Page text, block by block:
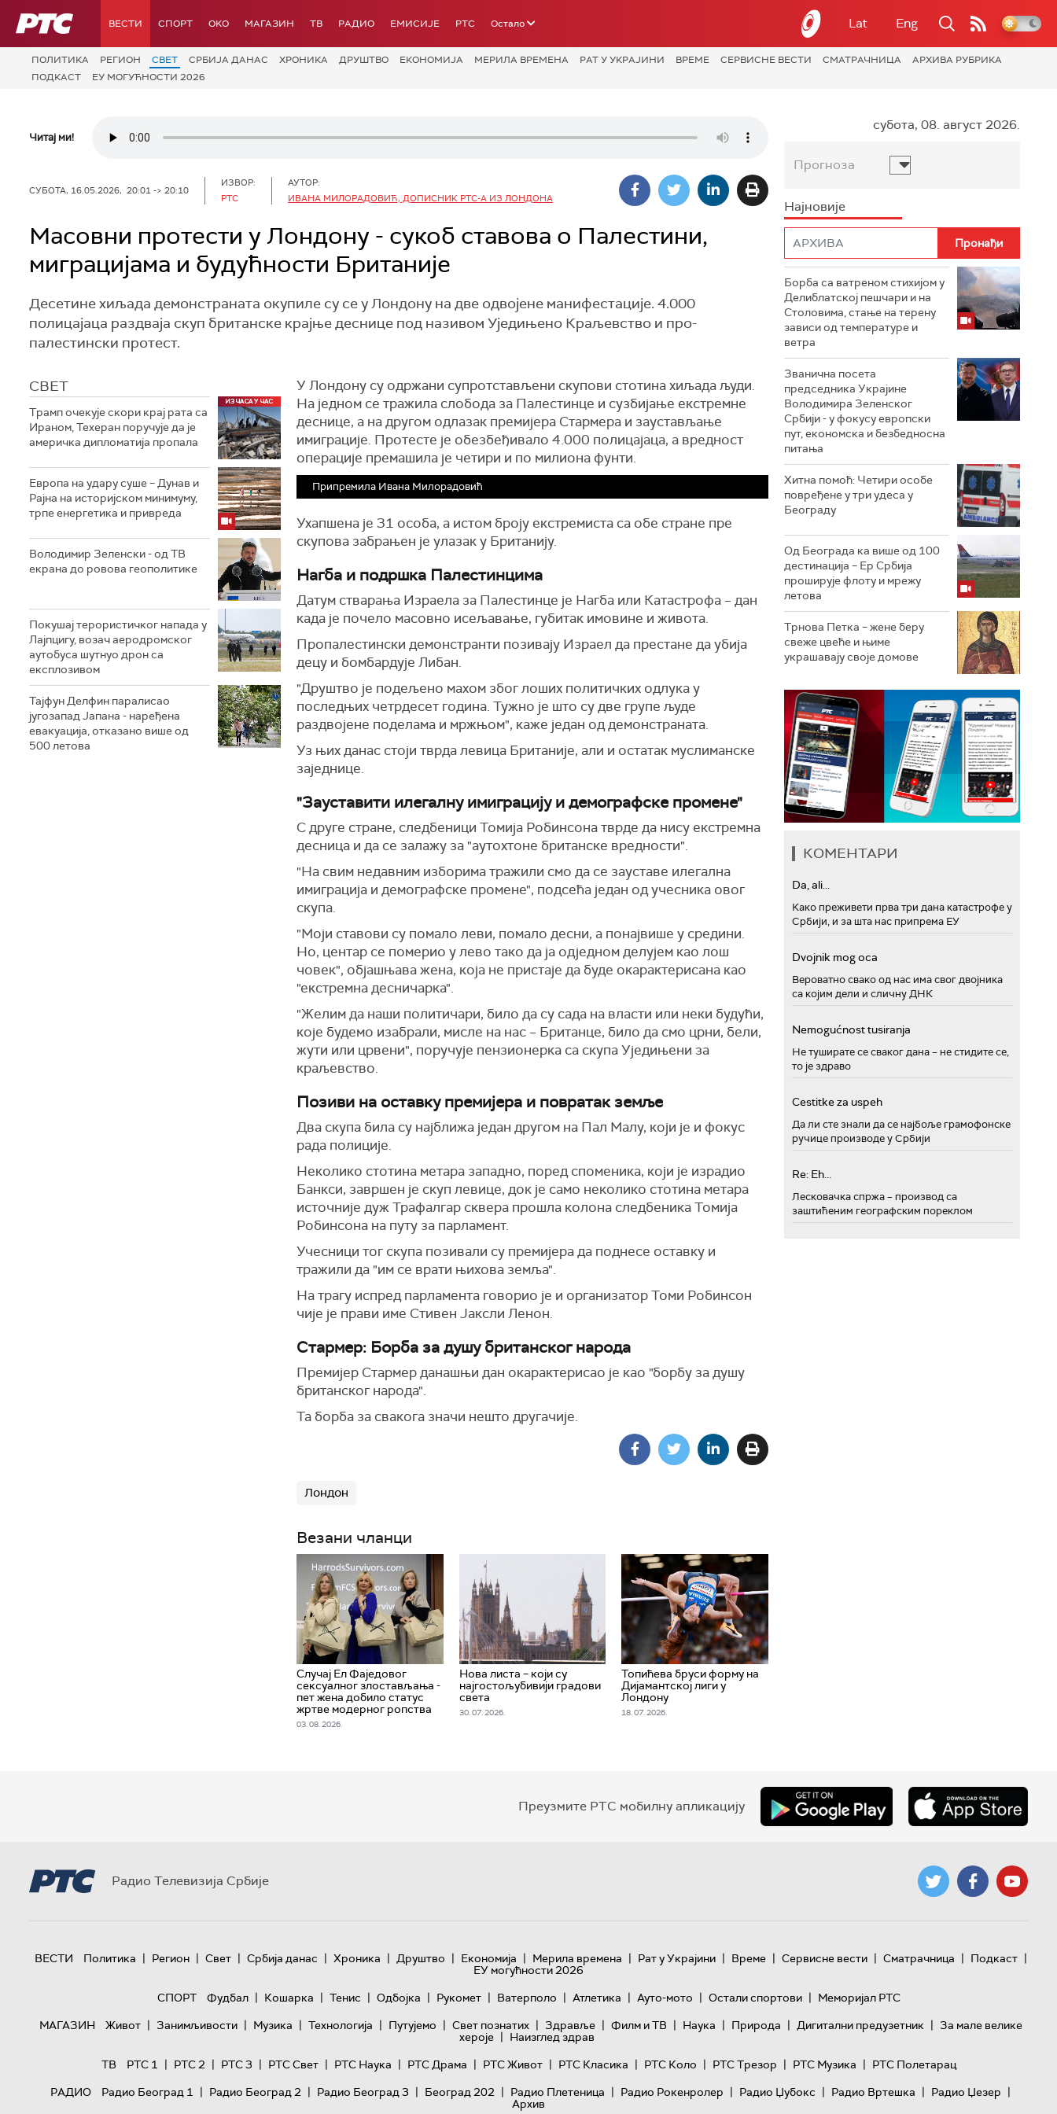
РТС ВЕСТИ СПОРТ OKO МАГАЗИН ТВ РАДИО ЕМИСИЈЕ РТС Остало Lat Eng
ПОЛИТИКА РЕГИОН СВЕТ СРБИЈА ДАНАС ХРОНИКА ДРУШТВО ЕКОНОМИЈА МЕРИЛА ВРЕМЕНА РАТ У УКРАЈИНИ ВРЕМЕ СЕРВИСНЕ ВЕСТИ СМАТРАЧНИЦА
АРХИВА РУБРИКА
ПОДКАСТ
ЕУ МОГУЋНОСТИ 2026
Читај ми!
СУБОТА, 16.05.2026, 20:01 -> 20:10
ИЗВОР:
РТС
АУТОР:
ИВАНА МИЛОРАДОВИЋ, ДОПИСНИК РТС-А ИЗ ЛОНДОНА
Масовни протести у Лондону - сукоб ставова о Палестини,
миграцијама и будућности Британије
Десетине хиљада демонстраната окупиле су се у Лондону на две одвојене манифестације. 4.000
полицајаца раздваја скуп британске крајње деснице под називом Уједињено Краљевство и про-
палестински протест.
СВЕТ
Трамп очекује скори крај рата са
Ираном, Техеран поручује да је
америчка дипломатија пропала
Европа на удару суше – Дунав и
Рајна на историјском минимуму,
трпе енергетика и привреда
Володимир Зеленски - од ТВ
екрана до ровова геополитике
Покушај терористичког напада у
Лајпцигу, возач аеродромског
аутобуса шутнуо дрон са
експлозивом
Тајфун Делфин паралисао
југозапад Јапана - наређена
евакуација, отказано више од
500 летова
У Лондону су одржани супротстављени скупови стотина хиљада људи.
На једном се тражила слобода за Палестинце и сузбијање екстремне
деснице, а на другом одлазак премијера Стармера и заустављање
имиграције. Протесте је обезбеђивало 4.000 полицајаца, а вредност
операције премашила је четири и по милиона фунти.
Припремила Ивана Милорадовић
Ухапшена је 31 особа, а истом броју екстремиста са обе стране пре
скупова забрањен је улазак у Британију.
Нагба и подршка Палестинцима
Датум стварања Израела за Палестинце је Нагба или Катастрофа – дан
када је почело масовно исељавање, губитак имовине и живота.
Пропалестински демонстранти позивају Израел да престане да убија
децу и бомбардује Либан.
"Друштво је подељено махом због лоших политичких одлука у
последњих четрдесет година. Тужно је што су две групе људе
раздвојене поделама и мржњом", каже један од демонстраната.
Уз њих данас стоји тврда левица Британије, али и остатак муслиманске
заједнице.
"Зауставити илегалну имиграцију и демографске промене"
С друге стране, следбеници Томија Робинсона тврде да нису екстремна
десница и да се залажу за "аутохтоне британске вредности".
"На свим недавним изборима тражили смо да се зауставе илегална
имиграција и демографске промене", подсећа један од учесника овог
скупа.
"Моји ставови су помало леви, помало десни, а понајвише у средини.
Но, центар се померио у лево тако да ја одједном делујем као лош
човек", објашњава жена, која не пристаје да буде окарактерисана као
"екстремна десничарка".
"Желим да наши политичари, било да су сада на власти или неки будући,
које будемо изабрали, мисле на нас – Британце, било да смо црни, бели,
жути или црвени", поручује пензионерка са скупа Уједињени за
краљевство.
Позиви на оставку премијера и повратак земље
Два скупа била су најближа један другом на Пал Малу, који је и фокус
рада полиције.
Неколико стотина метара западно, поред споменика, који је израдио
Банкси, завршен је скуп левице, док је само неколико стотина метара
источније дуж Трафалгар сквера прошла колона следбеника Томија
Робинсона на путу за парламент.
Учесници тог скупа позивали су премијера да поднесе оставку и
тражили да "им се врати њихова земља".
На трагу испред парламента говорио је и организатор Томи Робинсон
чије је прави име Стивен Јаксли Ленон.
Стармер: Борба за душу британског народа
Премијер Стармер данашњи дан окарактерисао је као "борбу за душу
британског народа".
Та борба за свакога значи нешто другачије.
Лондон
Везани чланци
Случај Ел Фаједовог
сексуалног злостављања -
пет жена добило статус
жртве модерног ропства
03. 08. 2026.
Нова листа – који су
најгостољубивији градови
света
30. 07. 2026.
Топићева бруси форму на
Дијамантској лиги у
Лондону
18. 07. 2026.
субота, 08. август 2026.
Прогноза
Најновије
Борба са ватреном стихијом у
Делиблатској пешчари и на
Столовима, стање на терену
зависи од температуре и
ветра
Званична посета
председника Украјине
Володимира Зеленског
Србији - у фокусу европски
пут, економска и безбедносна
питања
Хитна помоћ: Четири особе
повређене у три удеса у
Београду
Од Београда ка више од 100
дестинација – Ер Србија
проширује флоту и мрежу
летова
Трнова Петка – жене беру
свеже цвеће и њиме
украшавају своје домове
КОМЕНТАРИ
Da, ali...
Како преживети прва три дана катастрофе у
Србији, и за шта нас припрема ЕУ
Dvojnik mog oca
Вероватно свако од нас има свог двојника
са којим дели и сличну ДНК
Nemogućnost tusiranja
Не туширате се сваког дана – не стидите се,
то је здраво
Cestitke za uspeh
Да ли сте знали да се најбоље грамофонске
ручице производе у Србији
Re: Eh...
Лесковачка спржа – производ са
заштићеним географским пореклом
Преузмите РТС мобилну апликацију
Радио Телевизија Србије
ВЕСТИ Политика | Регион | Свет | Србија данас | Хроника | Друштво | Економија | Мерила времена | Рат у Украјини | Време | Сервисне вести | Сматрачница | Подкаст |
ЕУ могућности 2026
СПОРТ
Фудбал | Кошарка | Тенис | Одбојка | Рукомет | Ватерполо | Атлетика | Ауто-мото | Остали спортови | Меморијал РТС
МАГАЗИН
Живот | Занимљивости | Музика | Технологијa | Путујемо | Свет познатих | Здравље | Филм и ТВ | Наука | Природа | Дигитални предузетник | За мале велике
хероје | Наизглед здрав
ТВ
РТС 1 | РТС 2 | РТС 3 | РТС Свет | РТС Наука | РТС Драма | РТС Живот | РТС Класика | РТС Коло | РТС Трезор | РТС Музика | РТС Полетарац
РАДИО
Радио Београд 1 | Радио Београд 2 | Радио Београд 3 | Београд 202 | Радио Плетеница | Радио Рокенролер | Радио Џубокс | Радио Вртешка | Радио Џезер |
Архив